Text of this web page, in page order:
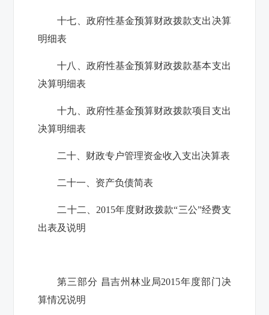
十七、政府性基金预算财政拨款支出决算
明细表
十八、政府性基金预算财政拨款基本支出
决算明细表
十九、政府性基金预算财政拨款项目支出
决算明细表
二十、财政专户管理资金收入支出决算表
二十一、资产负债简表
二十二、 2015年度财政拨款“三公”经费支
出表及说明
第三部分 昌吉州林业局2015年度部门决
算情况说明